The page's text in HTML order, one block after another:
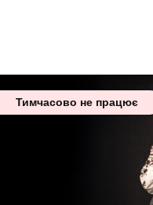
Тимчасово не працює